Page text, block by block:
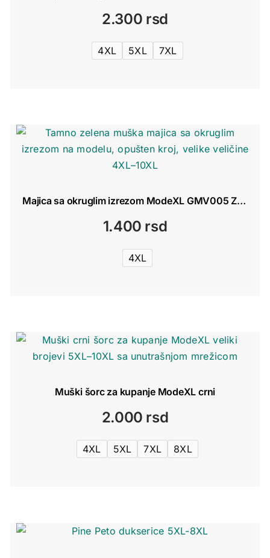
2.300 rsd
4XL 5XL 7XL
Majica sa okruglim izrezom ModeXL GMV005 Zelena
1.400 rsd
4XL
Muški šorc za kupanje ModeXL crni
2.000 rsd
4XL 5XL 7XL 8XL